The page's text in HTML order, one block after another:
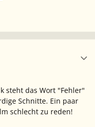
steht das Wort "Fehler"
Schnitte. Ein paar
schlecht zu reden!